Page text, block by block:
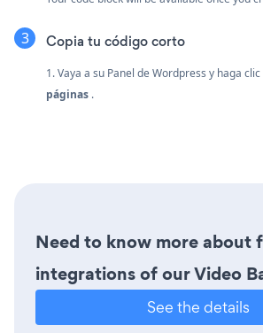
Copia tu código corto
1. Vaya a su Panel de Wordpress y haga clic
páginas .
Need to know more about
integrations of our Video
See the details